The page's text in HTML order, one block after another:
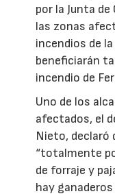
por la Junta
las zonas
incendios de
beneficiarán
incendio de
Uno de los
afectados, el
Nieto, declaró
“totalmente
de forraje y
hay ganaderos